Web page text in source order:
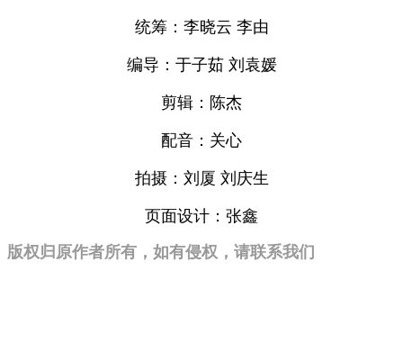
统筹：李晓云 李由
编导：于子茹 刘袁媛
剪辑：陈杰
配音：关心
拍摄：刘厦 刘庆生
页面设计：张鑫
版权归原作者所有，如有侵权，请联系我们